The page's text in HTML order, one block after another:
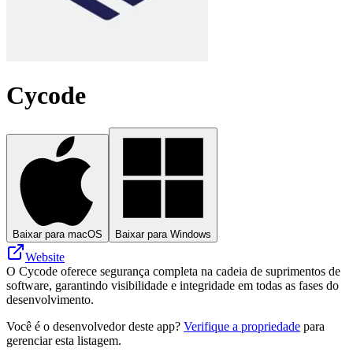
Cycode
Baixar para macOS Baixar para Windows
Website
O Cycode oferece segurança completa na cadeia de suprimentos de
software, garantindo visibilidade e integridade em todas as fases do
desenvolvimento.
Você é o desenvolvedor deste app? Verifique a propriedade para
gerenciar esta listagem.